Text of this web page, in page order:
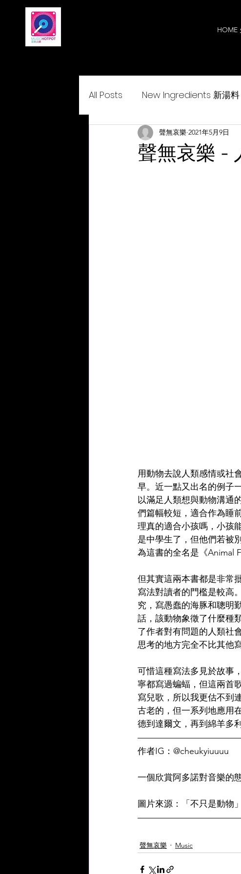
HOME
All Posts New Ingredients 新湯料
Delightcantopop 悅•與•歌
聲無哀樂 -
聲無哀樂 2021年5月9日
用動物去說人類感情或社
早。近一點又出名的例子
以滿足人類想與動物溝通
們篇幅較短，適合作為睡
理真的適合小孩嗎，小孩
是中學生了，但他們若被
為這書的全名是《Animal
但其實這兩本書都是非常
寫法對讀者的門檻是較高
究，寫愚蠢的海豚和聰明
話，該動物象徵了什麼種
了作者對有問題的人類社
思考的地方完全不比其他寫
可惜這種寫法多見於故事
寧都寫過蝙蝠，但這兩首
寫兒歌，所以我更估不到
古老的，但一系列地應用
德到達爾文，再到綿羊多
作者IG：@cheukyiuuuu
一個欣賞阿多諾對音樂的
圖片來源：「不只是動物
聲無哀樂 Music